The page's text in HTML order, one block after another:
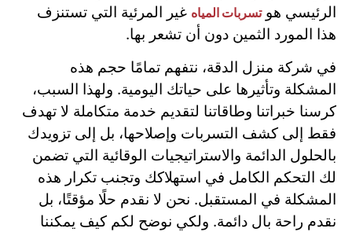
الرئيسي هوتسربات المياه غير المرئية التي تستنزف
هذا المورد الثمين دون أن تشعر بها.
في شركة منزل الدقة، نتفهم تمامًا حجم هذه
المشكلة وتأثيرها على حياتك اليومية. ولهذا السبب،
كرسنا خبراتنا وطاقاتنا لتقديم خدمة متكاملة لا تهدف
فقط إلى كشف التسربات وإصلاحها، بل إلى تزويدك
بالحلول الدائمة والاستراتيجيات الوقائية التي تضمن
لك التحكم الكامل في استهلاكك وتجنب تكرار هذه
المشكلة في المستقبل. نحن لا نقدم حلًا مؤقتًا، بل
نقدم راحة بال دائمة. ولكي نوضح لكم كيف يمكننا